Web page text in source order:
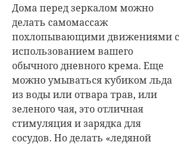
Дома перед зеркалом можно
делать самомассаж
похлопывающими движениями с
использованием вашего
обычного дневного крема. Еще
можно умываться кубиком льда
из воды или отвара трав, или
зеленого чая, это отличная
стимуляция и зарядка для
сосудов. Но делать «ледяной